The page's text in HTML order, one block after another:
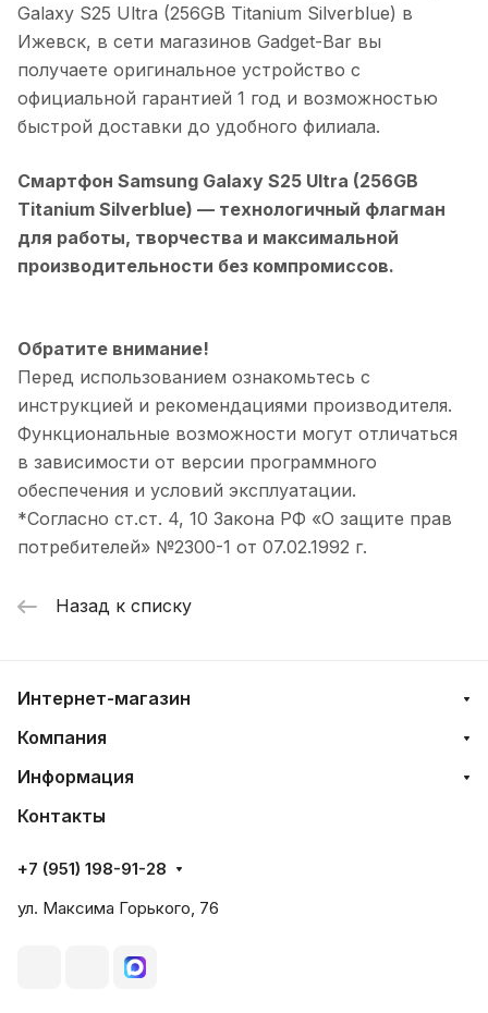
Galaxy S25 Ultra (256GB Titanium Silverblue) в
Ижевск, в сети магазинов Gadget-Bar вы
получаете оригинальное устройство с
официальной гарантией 1 год и возможностью
быстрой доставки до удобного филиала.
Смартфон Samsung Galaxy S25 Ultra (256GB
Titanium Silverblue) — технологичный флагман
для работы, творчества и максимальной
производительности без компромиссов.
Обратите внимание!
Перед использованием ознакомьтесь с
инструкцией и рекомендациями производителя.
Функциональные возможности могут отличаться
в зависимости от версии программного
обеспечения и условий эксплуатации.
*Согласно ст.ст. 4, 10 Закона РФ «О защите прав
потребителей» №2300-1 от 07.02.1992 г.
Назад к списку
Интернет-магазин
Компания
Информация
Контакты
+7 (951) 198-91-28
ул. Максима Горького, 76